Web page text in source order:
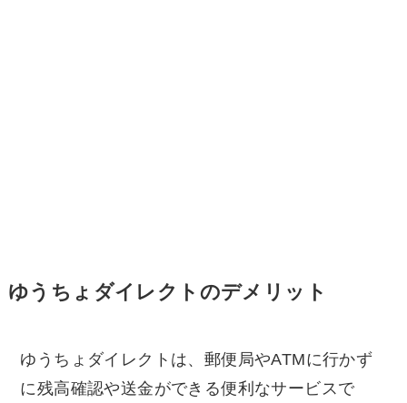
ゆうちょダイレクトのデメリット
ゆうちょダイレクトは、郵便局やATMに行かず
に残高確認や送金ができる便利なサービスで